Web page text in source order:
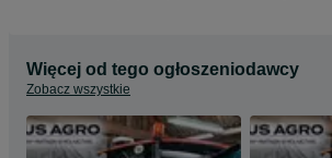
Więcej od tego ogłoszeniodawcy
Zobacz wszystkie